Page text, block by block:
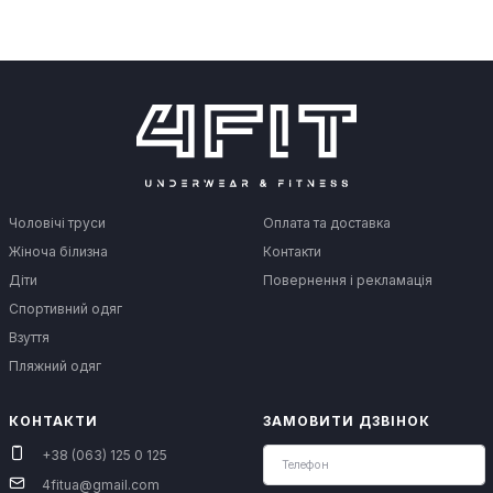
Чоловічі труси
Жіноча білизна
Діти
Спортивний одяг
Взуття
Пляжний одяг
Оплата та доставка
Контакти
Повернення і рекламація
КОНТАКТИ
+38 (063) 125 0 125
4fitua@gmail.com
ЗАМОВИТИ ДЗВІНОК